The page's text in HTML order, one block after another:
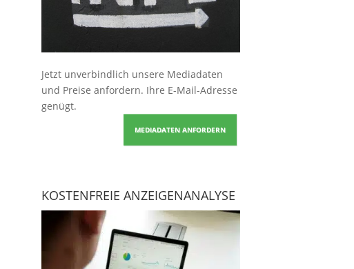
Jetzt unverbindlich unsere Mediadaten
und Preise anfordern. Ihre E-Mail-Adresse
genügt.
MEDIADATEN ANFORDERN
KOSTENFREIE ANZEIGENANALYSE